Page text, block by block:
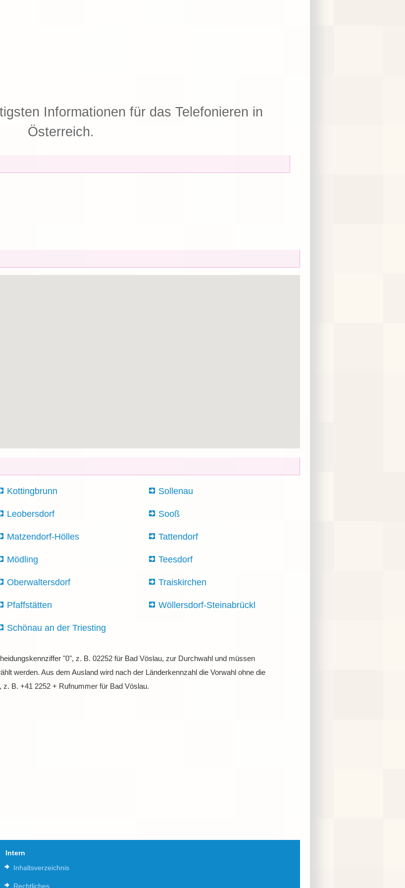
Informationen für das Telefonieren in
Österreich.
Kottingbrunn
Leobersdorf
Matzendorf-Hölles
Mödling
Oberwaltersdorf
Pfaffstätten
Schönau an der Triesting
Sollenau
Sooß
Tattendorf
Teesdorf
Traiskirchen
Wöllersdorf-Steinabrückl
"0", z. B. 02252 für Bad Vöslau, zur Durchwahl und müssen
werden. Aus dem Ausland wird nach der Länderkennzahl die Vorwahl ohne die
B. +41 2252 + Rufnummer für Bad Vöslau.
Intern
Inhaltsverzeichnis
Rechtliches